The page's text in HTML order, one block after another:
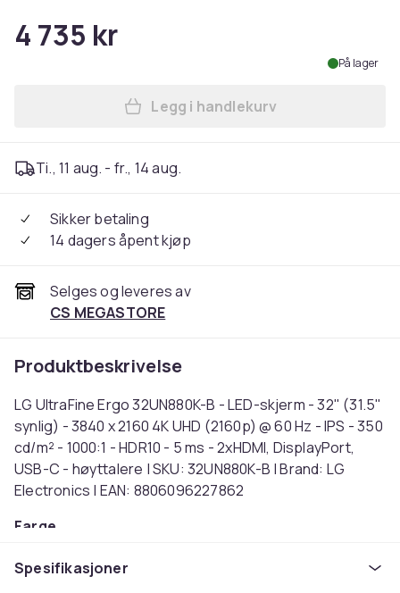
4 735 kr
På lager
Legg LG UltraFine Ergo
Legg i handlekurv
Ti., 11 aug. - fr., 14 aug.
Sikker betaling
14 dagers åpent kjøp
Selges og leveres av
CS MEGASTORE
Produktbeskrivelse
LG UltraFine Ergo 32UN880K-B - LED-skjerm - 32" (31.5"
synlig) - 3840 x 2160 4K UHD (2160p) @ 60 Hz - IPS - 350
cd/m² - 1000:1 - HDR10 - 5 ms - 2xHDMI, DisplayPort,
USB-C - høyttalere | SKU: 32UN880K-B | Brand: LG
Electronics | EAN: 8806096227862
Farge
Oppløsning
Spesifikasjoner